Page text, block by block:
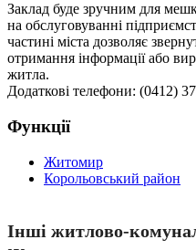
Заклад буде зручним для
на обслуговуванні
частині міста дозволяє
отримання інформації або
житла.
Додаткові телефони: (0412)
Функції
Житомир
Корольовський район
Інші житлово-